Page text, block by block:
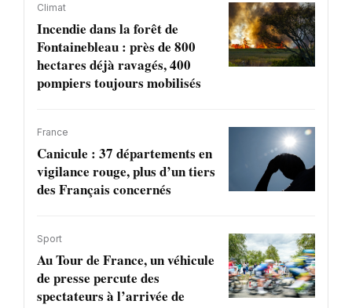
Climat
Incendie dans la forêt de
Fontainebleau : près de 800
hectares déjà ravagés, 400
pompiers toujours mobilisés
France
Canicule : 37 départements en
vigilance rouge, plus d’un tiers
des Français concernés
Sport
Au Tour de France, un véhicule
de presse percute des
spectateurs à l’arrivée de